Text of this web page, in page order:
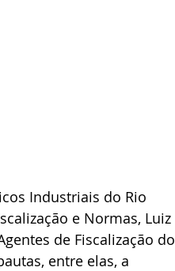
Industriais do Rio
e Normas, Luiz
de Fiscalização do
entre elas, a